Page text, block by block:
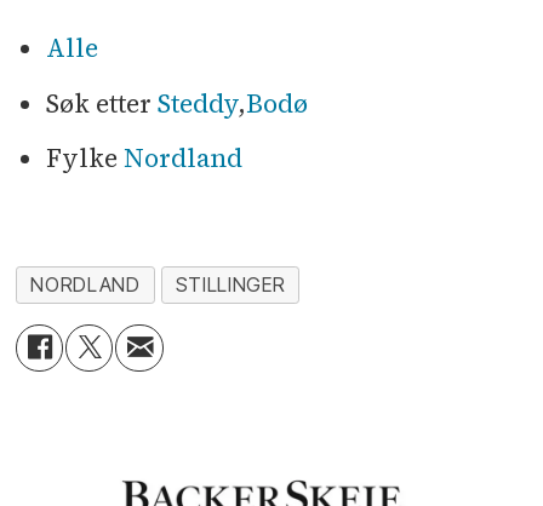
Alle
Søk etter Steddy,Bodø
Fylke Nordland
NORDLAND STILLINGER